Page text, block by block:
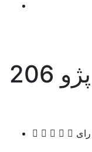
بوش اکسل عقب پژو 206